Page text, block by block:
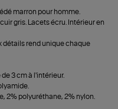
marron pour homme.
gris. Lacets écru. Intérieur en
détails rend unique chaque
3 cm à l'intérieur.
2% polyuréthane, 2% nylon.